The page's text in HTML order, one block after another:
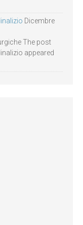
Dicembre
The post
appeared